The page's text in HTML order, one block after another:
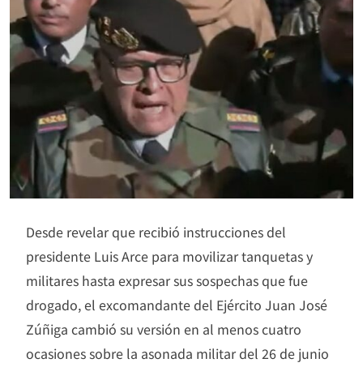
Desde revelar que recibió instrucciones del
presidente Luis Arce para movilizar tanquetas y
militares hasta expresar sus sospechas que fue
drogado, el excomandante del Ejército Juan José
Zúñiga cambió su versión en al menos cuatro
ocasiones sobre la asonada militar del 26 de junio